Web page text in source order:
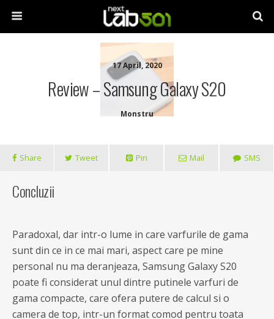
17 April, 2020
Review – Samsung Galaxy S20
Monstru
Share Tweet Pin Mail SMS
Concluzii
Paradoxal, dar intr-o lume in care varfurile de gama
sunt din ce in ce mai mari, aspect care pe mine
personal nu ma deranjeaza, Samsung Galaxy S20
poate fi considerat unul dintre putinele varfuri de
gama compacte, care ofera putere de calcul si o
camera de top, intr-un format comod pentru toata